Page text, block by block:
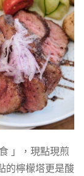
」，現點現煎
的檸檬塔更是酸